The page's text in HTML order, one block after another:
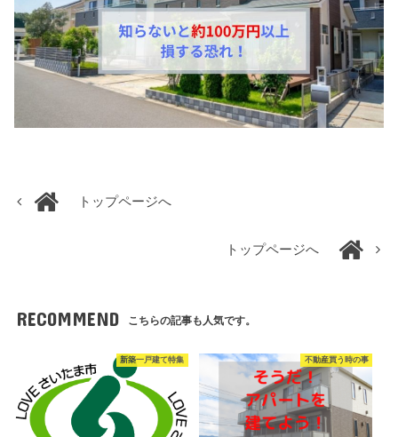
トップページへ
トップページへ
RECOMMEND こちらの記事も人気です。
新築一戸建て特集 不動産買う時の事